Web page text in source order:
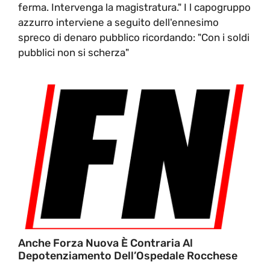
ferma. Intervenga la magistratura." I l capogruppo
azzurro interviene a seguito dell'ennesimo
spreco di denaro pubblico ricordando: "Con i soldi
pubblici non si scherza"
Anche Forza Nuova È Contraria Al
Depotenziamento Dell’Ospedale Rocchese